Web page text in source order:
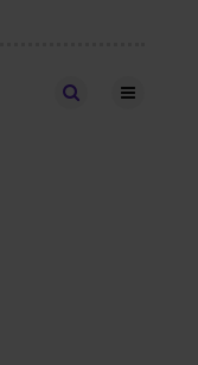
Stellen finden